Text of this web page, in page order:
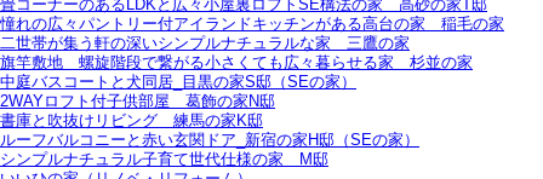
畳コーナーのあるLDKと広々小屋裏ロフトSE構法の家＿高砂の家T邸
憧れの広々パントリー付アイランドキッチンがある高台の家＿稲毛の家
二世帯が集う軒の深いシンプルナチュラルな家＿三鷹の家
旗竿敷地＿螺旋階段で繋がる小さくても広々暮らせる家＿杉並の家
中庭バスコートと犬同居_目黒の家S邸（SEの家）
2WAYロフト付子供部屋＿葛飾の家N邸
書庫と吹抜けリビング 練馬の家K邸
ルーフバルコニーと赤い玄関ドア_新宿の家H邸（SEの家）
シンプルナチュラル子育て世代仕様の家 M邸